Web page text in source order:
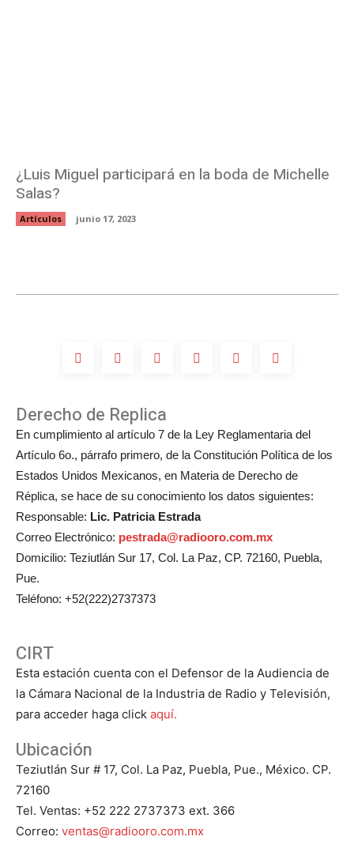
¿Luis Miguel participará en la boda de Michelle
Salas?
Artículos junio 17, 2023
Derecho de Replica
En cumplimiento al artículo 7 de la Ley Reglamentaria del
Artículo 6o., párrafo primero, de la Constitución Política de los
Estados Unidos Mexicanos, en Materia de Derecho de
Réplica, se hace de su conocimiento los datos siguientes:
Responsable: Lic. Patricia Estrada
Correo Electrónico: pestrada@radiooro.com.mx
Domicilio: Teziutlán Sur 17, Col. La Paz, CP. 72160, Puebla,
Pue.
Teléfono: +52(222)2737373
CIRT
Esta estación cuenta con el Defensor de la Audiencia de
la Cámara Nacional de la Industria de Radio y Televisión,
para acceder haga click aquí.
Ubicación
Teziutlán Sur # 17, Col. La Paz, Puebla, Pue., México. CP.
72160
Tel. Ventas: +52 222 2737373 ext. 366
Correo: ventas@radiooro.com.mx